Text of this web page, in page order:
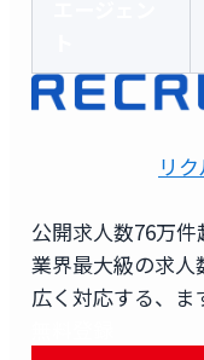
リ
公開求人数76万件
業界最大級の求人
広く対応する、ま